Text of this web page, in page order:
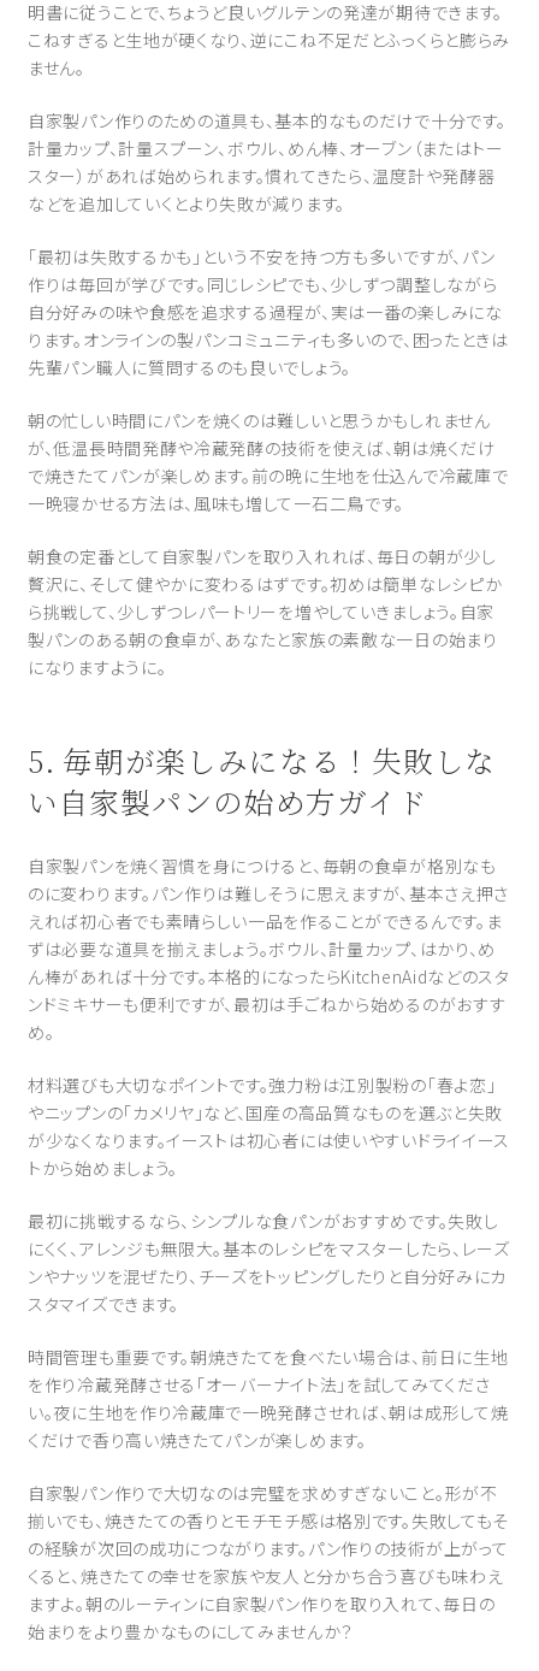
明書に従うことで、ちょうど良いグルテンの発達が期待できます。
こねすぎると生地が硬くなり、逆にこね不足だとふっくらと膨らみ
ません。
自家製パン作りのための道具も、基本的なものだけで十分です。
計量カップ、計量スプーン、ボウル、めん棒、オーブン（またはトー
スター）があれば始められます。慣れてきたら、温度計や発酵器
などを追加していくとより失敗が減ります。
「最初は失敗するかも」という不安を持つ方も多いですが、パン
作りは毎回が学びです。同じレシピでも、少しずつ調整しながら
自分好みの味や食感を追求する過程が、実は一番の楽しみにな
ります。オンラインの製パンコミュニティも多いので、困ったときは
先輩パン職人に質問するのも良いでしょう。
朝の忙しい時間にパンを焼くのは難しいと思うかもしれません
が、低温長時間発酵や冷蔵発酵の技術を使えば、朝は焼くだけ
で焼きたてパンが楽しめます。前の晩に生地を仕込んで冷蔵庫で
一晩寝かせる方法は、風味も増して一石二鳥です。
朝食の定番として自家製パンを取り入れれば、毎日の朝が少し
贅沢に、そして健やかに変わるはずです。初めは簡単なレシピか
ら挑戦して、少しずつレパートリーを増やしていきましょう。自家
製パンのある朝の食卓が、あなたと家族の素敵な一日の始まり
になりますように。
5. 毎朝が楽しみになる！失敗しな
い自家製パンの始め方ガイド
自家製パンを焼く習慣を身につけると、毎朝の食卓が格別なも
のに変わります。パン作りは難しそうに思えますが、基本さえ押さ
えれば初心者でも素晴らしい一品を作ることができるんです。ま
ずは必要な道具を揃えましょう。ボウル、計量カップ、はかり、め
ん棒があれば十分です。本格的になったらKitchenAidなどのスタ
ンドミキサーも便利ですが、最初は手ごねから始めるのがおすす
め。
材料選びも大切なポイントです。強力粉は江別製粉の「春よ恋」
やニップンの「カメリヤ」など、国産の高品質なものを選ぶと失敗
が少なくなります。イーストは初心者には使いやすいドライイース
トから始めましょう。
最初に挑戦するなら、シンプルな食パンがおすすめです。失敗し
にくく、アレンジも無限大。基本のレシピをマスターしたら、レーズ
ンやナッツを混ぜたり、チーズをトッピングしたりと自分好みにカ
スタマイズできます。
時間管理も重要です。朝焼きたてを食べたい場合は、前日に生地
を作り冷蔵発酵させる「オーバーナイト法」を試してみてくださ
い。夜に生地を作り冷蔵庫で一晩発酵させれば、朝は成形して焼
くだけで香り高い焼きたてパンが楽しめます。
自家製パン作りで大切なのは完璧を求めすぎないこと。形が不
揃いでも、焼きたての香りとモチモチ感は格別です。失敗してもそ
の経験が次回の成功につながります。パン作りの技術が上がって
くると、焼きたての幸せを家族や友人と分かち合う喜びも味わえ
ますよ。朝のルーティンに自家製パン作りを取り入れて、毎日の
始まりをより豊かなものにしてみませんか？